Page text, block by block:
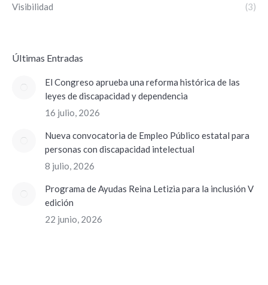
Visibilidad
(3)
ÚItimas Entradas
El Congreso aprueba una reforma histórica de las
leyes de discapacidad y dependencia
16 julio, 2026
Nueva convocatoria de Empleo Público estatal para
personas con discapacidad intelectual
8 julio, 2026
Programa de Ayudas Reina Letizia para la inclusión V
edición
22 junio, 2026